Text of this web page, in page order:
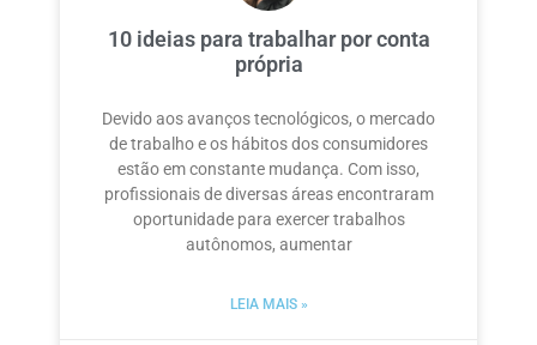
10 ideias para trabalhar por conta
própria
Devido aos avanços tecnológicos, o mercado
de trabalho e os hábitos dos consumidores
estão em constante mudança. Com isso,
profissionais de diversas áreas encontraram
oportunidade para exercer trabalhos
autônomos, aumentar
LEIA MAIS »